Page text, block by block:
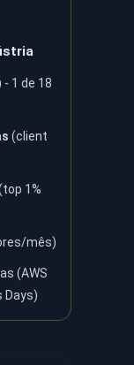
1 de 18
(client
1%
mês)
(AWS
Days)